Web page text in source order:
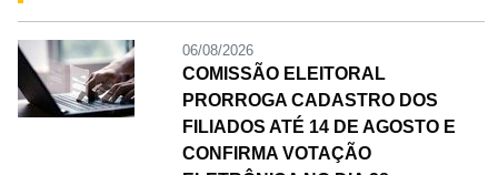
06/08/2026
COMISSÃO ELEITORAL
PRORROGA CADASTRO DOS
FILIADOS ATÉ 14 DE AGOSTO E
CONFIRMA VOTAÇÃO